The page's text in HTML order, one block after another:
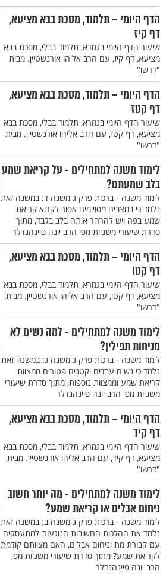
הדף היומי – תלמוד, מסכת בבא מציעא,
דף קיז
שיעור הדף היומי בגמרא, תלמוד בבלי, מסכת בבא
מציעא, דף קיז, עם הרב אליהו אורנשטיין. מבית
"דרשו"
הדף היומי – תלמוד, מסכת בבא מציעא,
דף קטז
שיעור הדף היומי בגמרא, תלמוד בבלי, מסכת בבא
מציעא, דף קטז, עם הרב אליהו אורנשטיין. מבית
"דרשו"
לימוד משנה למתחילים - על קריאת שמע
בלב שמעתם?
לימוד משנה - ברכות פרק ג משנה ד: במשנה זאת
נלמד כי במצבים מסויימים אסור לקרוא קריאת
שמע בפה ויש להרהר אותה בלב בלבד, מתוך
סדרת שיעורי משניות מפי הרב יונה פיינהנדלר
הדף היומי – תלמוד, מסכת בבא מציעא,
דף קטו
שיעור הדף היומי בגמרא, תלמוד בבלי, מסכת בבא
מציעא, דף קטו, עם הרב אליהו אורנשטיין. מבית
"דרשו"
לימוד משנה למתחילים - למה נשים לא
מניחות תפילין?
לימוד משנה - ברכות פרק ג משנה ג: במשנה זאת
נלמד כי נשים עבדים וקטנים פטורים ממצוות
קריאת שמע וממצוות נוספות, מתוך סדרת שיעורי
משניות מפי הרב יונה פיינהנדלר
הדף היומי – תלמוד, מסכת בבא מציעא,
דף קיד
שיעור הדף היומי בגמרא, תלמוד בבלי, מסכת בבא
מציעא, דף קיד, עם הרב אליהו אורנשטיין. מבית
"דרשו"
לימוד משנה למתחילים - מה יותר חשוב
ניחום אבלים או קריאת שמע?
לימוד משנה - ברכות פרק ג משנה ב: במשנה זאת
נלמד את ההלכות החשובות הנוגעות למתעסקים
עם קבורת מת וניחום אבלים, האם מצוותם קודמת
לקריאת שמע? מתוך סדרת שיעורי משניות מפי
הרב יונה פיינהנדלר